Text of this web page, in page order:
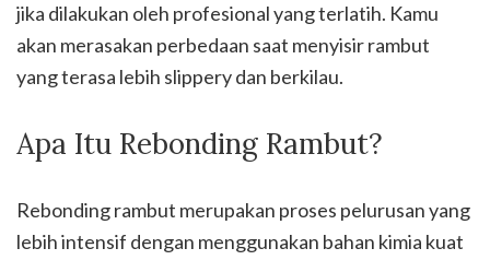
jika dilakukan oleh profesional yang terlatih. Kamu
akan merasakan perbedaan saat menyisir rambut
yang terasa lebih slippery dan berkilau.
Apa Itu Rebonding Rambut?
Rebonding rambut merupakan proses pelurusan yang
lebih intensif dengan menggunakan bahan kimia kuat